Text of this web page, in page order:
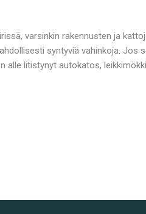
varsinkin rakennusten ja
syntyviä vahinkoja. Jos
alle litistynyt autokatos,